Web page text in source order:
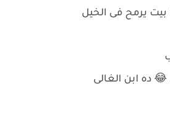
يرمح فى الخيل
ده ابن الغالى